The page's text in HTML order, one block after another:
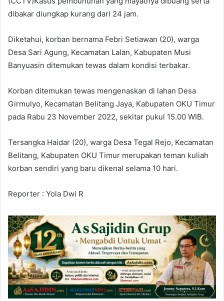
dibakar diungkap kurang dari 24 jam.
Diketahui, korban bernama Febri Setiawan (20), warga
Desa Sari Agung, Kecamatan Lalan, Kabupaten Musi
Banyuasin ditemukan tewas dalam kondisi terbakar.
Korban ditemukan tewas mengenaskan di lahan Desa
Girmulyo, Kecamatan Belitang Jaya, Kabupaten OKU Timur
pada Rabu 23 November 2022, sekitar pukul 15.00 WIB.
Tersangka Haidar (20), warga Desa Tegal Rejo, Kecamatan
Belitang, Kabupaten OKU Timur merupakan teman kuliah
korban sendiri yang baru dikenal selama 10 hari.
Reporter : Yola Dwi R